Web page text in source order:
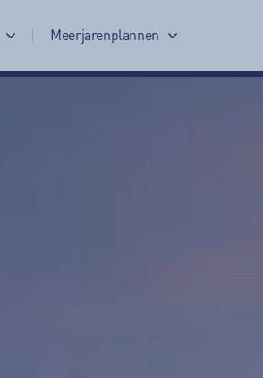
Meerjarenplannen
Meerjarenplan 2017-2020